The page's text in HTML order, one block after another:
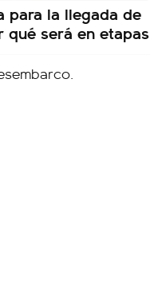
para la llegada de
qué será en etapas